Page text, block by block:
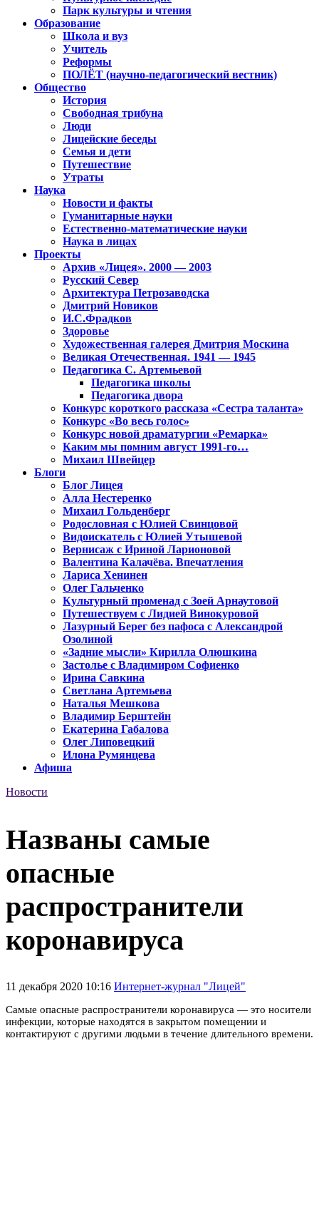
Парк культуры и чтения
Образование
Школа и вуз
Учитель
Реформы
ПОЛЁТ (научно-педагогический вестник)
Общество
История
Свободная трибуна
Люди
Лицейские беседы
Семья и дети
Путешествие
Утраты
Наука
Новости и факты
Гуманитарные науки
Естественно-математические науки
Наука в лицах
Проекты
Архив «Лицея». 2000 — 2003
Русский Север
Архитектура Петрозаводска
Дмитрий Новиков
И.С.Фрадков
Здоровье
Художественная галерея Дмитрия Москина
Великая Отечественная. 1941 — 1945
Педагогика С. Артемьевой
Педагогика школы
Педагогика двора
Конкурс короткого рассказа «Сестра таланта»
Конкурс «Во весь голос»
Конкурс новой драматургии «Ремарка»
Каким мы помним август 1991-го…
Михаил Швейцер
Блоги
Блог Лицея
Алла Нестеренко
Михаил Гольденберг
Родословная с Юлией Свинцовой
Видоискатель с Юлией Утышевой
Вернисаж с Ириной Ларионовой
Валентина Калачёва. Впечатления
Лариса Хенинен
Олег Гальченко
Культурный променад с Зоей Арнаутовой
Путешествуем с Лидией Винокуровой
Лазурный Берег без пафоса с Александрой
Озолиной
«Задние мысли» Кирилла Олюшкина
Застолье с Владимиром Софиенко
Ирина Савкина
Светлана Артемьева
Наталья Мешкова
Владимир Берштейн
Екатерина Габалова
Олег Липовецкий
Илона Румянцева
Афиша
Новости
Названы самые
опасные
распространители
коронавируса
11 декабря 2020 10:16 Интернет-журнал "Лицей"
Самые опасные распространители коронавируса — это носители
инфекции, которые находятся в закрытом помещении и
контактируют с другими людьми в течение длительного времени.